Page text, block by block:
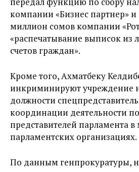
компании «Бизнес партнер» и
миллион сомов компании
«распечатывание выписок из
счетов граждан».
Кроме того, Ахматбеку
инкриминируют учреждение
должности
координации деятельности
представителей парламента
парламентских организациях.
По данным генпрокуратуры,